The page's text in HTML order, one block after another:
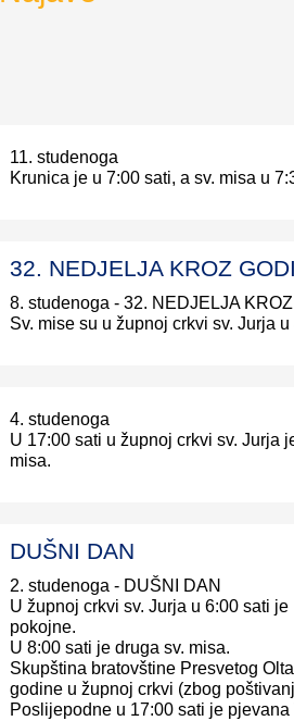
11. studenoga
Krunica je u 7:00 sati, a sv. misa u
32. NEDJELJA KROZ
8. studenoga - 32. NEDJELJA
Sv. mise su u župnoj crkvi sv. Jurja
4. studenoga
U 17:00 sati u župnoj crkvi sv. Jurja
misa.
DUŠNI DAN
2. studenoga - DUŠNI DAN
U župnoj crkvi sv. Jurja u 6:00 sati
pokojne.
U 8:00 sati je druga sv. misa.
Skupština bratovštine Presvetog
godine u župnoj crkvi (zbog
Poslijepodne u 17:00 sati je